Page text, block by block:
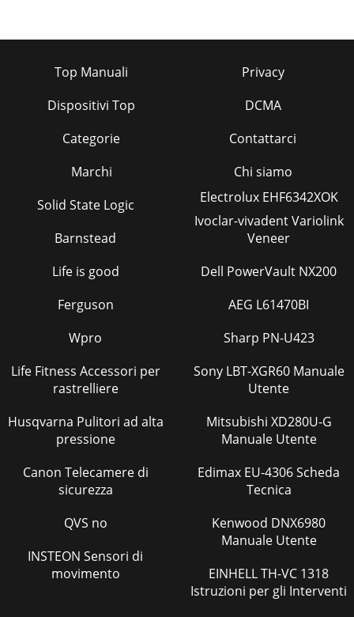
Top Manuali
Dispositivi Top
Categorie
Marchi
Privacy
DCMA
Contattarci
Chi siamo
Solid State Logic
Barnstead
Life is good
Ferguson
Wpro
Life Fitness Accessori per
rastrelliere
Husqvarna Pulitori ad alta
pressione
Canon Telecamere di
sicurezza
QVS no
INSTEON Sensori di
movimento
Electrolux EHF6342XOK
Ivoclar-vivadent Variolink
Veneer
Dell PowerVault NX200
AEG L61470BI
Sharp PN-U423
Sony LBT-XGR60 Manuale
Utente
Mitsubishi XD280U-G
Manuale Utente
Edimax EU-4306 Scheda
Tecnica
Kenwood DNX6980
Manuale Utente
EINHELL TH-VC 1318
Istruzioni per gli Interventi